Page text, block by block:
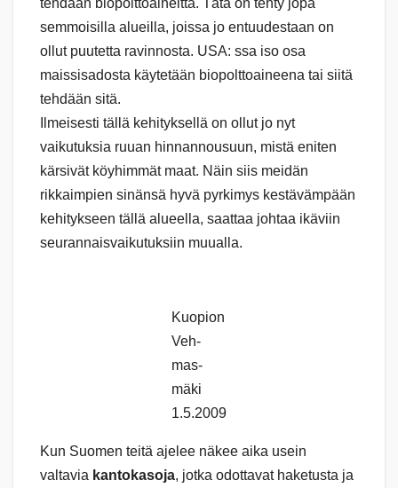
semmoisilla alueilla, joissa jo entuudestaan on
ollut puutetta ravinnosta. USA: ssa iso osa
maissisadosta käytetään biopolttoaineena tai siitä
tehdään sitä.
Ilmeisesti tällä kehityksellä on ollut jo nyt
vaikutuksia ruuan hinnannousuun, mistä eniten
kärsivät köyhimmät maat. Näin siis meidän
rikkaimpien sinänsä hyvä pyrkimys kestävämpään
kehitykseen tällä alueella, saattaa johtaa ikäviin
seurannaisvaikutuksiin muualla.
Kuo­pi­on
Veh­
mas­
mäki
1.5.2009
Kun Suomen teitä ajelee näkee aika usein
valtavia kantokasoja, jotka odottavat haketusta ja